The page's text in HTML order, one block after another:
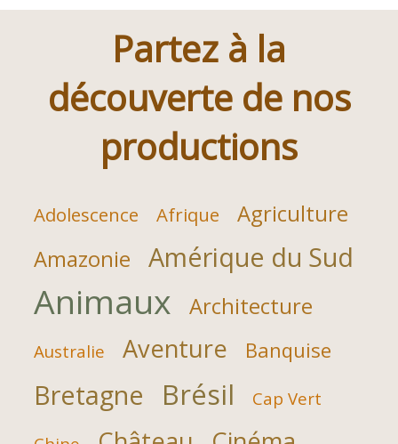
Partez à la
découverte de nos
productions
Adolescence Afrique
Agriculture
Amazonie
Amérique du Sud
Animaux Architecture
Australie Aventure Banquise
Bretagne Brésil Cap Vert